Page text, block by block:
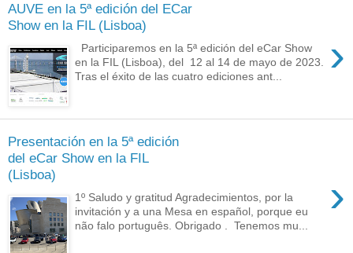
AUVE en la 5ª edición del ECar
Show en la FIL (Lisboa)
›
Participaremos en la 5ª edición del eCar Show
en la FIL (Lisboa), del 12 al 14 de mayo de 2023.
Tras el éxito de las cuatro ediciones ant...
Presentación en la 5ª edición
del eCar Show en la FIL
(Lisboa)
›
1º Saludo y gratitud Agradecimientos, por la
invitación y a una Mesa en español, porque eu
não falo português. Obrigado . Tenemos mu...